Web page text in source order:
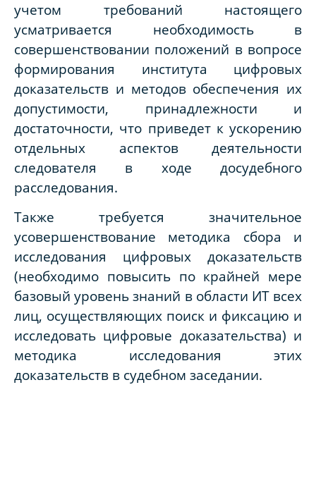
учетом требований настоящего
усматривается необходимость в
совершенствовании положений в вопросе
формирования института цифровых
доказательств и методов обеспечения их
допустимости, принадлежности и
достаточности, что приведет к ускорению
отдельных аспектов деятельности
следователя в ходе досудебного
расследования.
Также требуется значительное
усовершенствование методика сбора и
исследования цифровых доказательств
(необходимо повысить по крайней мере
базовый уровень знаний в области ИТ всех
лиц, осуществляющих поиск и фиксацию и
исследовать цифровые доказательства) и
методика исследования этих
доказательств в судебном заседании.